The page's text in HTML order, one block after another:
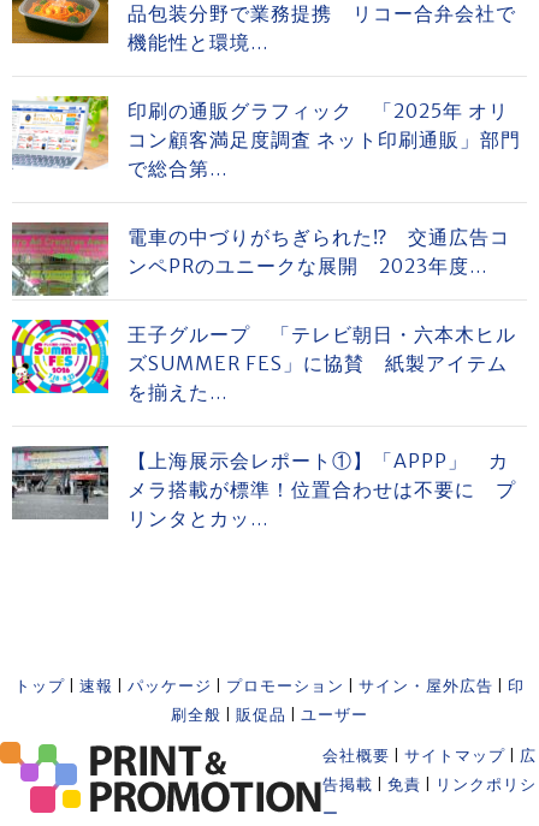
品包装分野で業務提携 リコー合弁会社で
機能性と環境...
印刷の通販グラフィック 「2025年 オリ
コン顧客満足度調査 ネット印刷通販」部門
で総合第...
電車の中づりがちぎられた⁉ 交通広告コ
ンペPRのユニークな展開 2023年度...
王子グループ 「テレビ朝日・六本木ヒル
ズSUMMER FES」に協賛 紙製アイテム
を揃えた...
【上海展示会レポート①】「APPP」 カ
メラ搭載が標準！位置合わせは不要に プ
リンタとカッ...
トップ 速報 パッケージ プロモーション サイン・屋外広告
印
刷全般
販促品 ユーザー
会社概要 サイトマップ
広
告掲載
免責
リンクポリシ
ー